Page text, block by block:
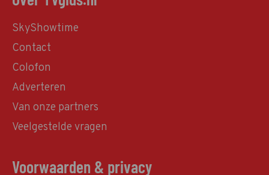
SkyShowtime
Contact
Colofon
Adverteren
Van onze partners
Veelgestelde vragen
Voorwaarden & privacy